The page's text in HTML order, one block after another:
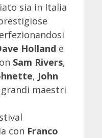
sia in Italia
Holland e
Sam Rivers,
, John
maestri
con Franco